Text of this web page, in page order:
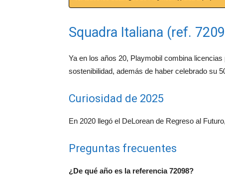
Squadra Italiana (ref.
Ya en los años 20, Playmobil combina
sostenibilidad, además de haber celebrado su
Curiosidad de 2025
En 2020 llegó el DeLorean de Regreso al
Preguntas frecuentes
¿De qué año es la referencia 72098?